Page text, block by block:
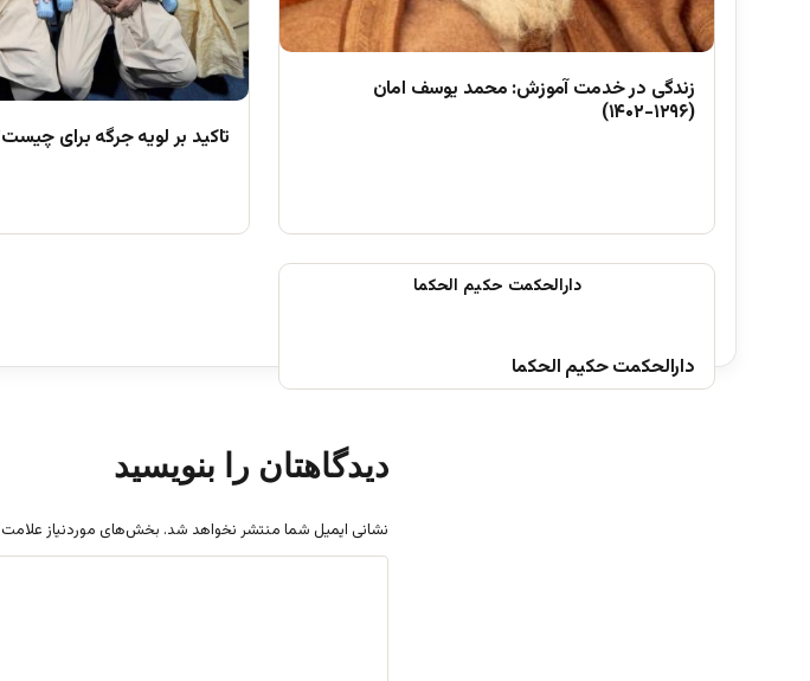
زندگی در خدمت آموزش: محمد یوسف امان
(۱۲۹۶-۱۴۰۲)
تاکید بر لویه جرگه برای
دارالحکمت حکیم الحکما
دیدگاهتان را بنویسید
نشانی ایمیل شما منتشر نخواهد شد. بخش‌های موردنیاز